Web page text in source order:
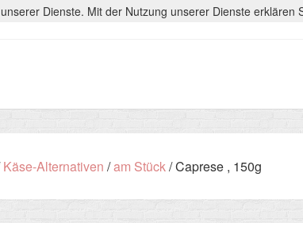
Käse-Alternativen /am Stück/ Caprese , 150g
Dienste. Mit der Nutzung unserer Dienste